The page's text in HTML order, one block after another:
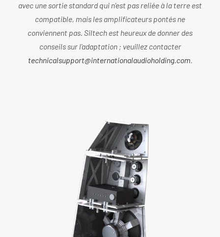
avec une sortie standard qui n'est pas reliée à la terre est
compatible, mais les amplificateurs pontés ne
conviennent pas. Siltech est heureux de donner des
conseils sur l'adaptation ; veuillez contacter
technicalsupport@internationalaudioholding.com.